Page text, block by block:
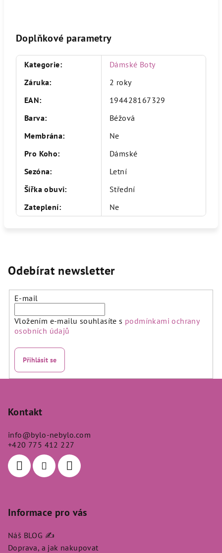
Doplňkové parametry
Kategorie:
Dámské Boty
Záruka:
2 roky
EAN:
194428167329
Barva:
Béžová
Membrána:
Ne
Pro Koho:
Dámské
Sezóna:
Letní
Šířka obuvi:
Střední
Zateplení: Ne
Odebírat newsletter
E-mail
Vložením e-mailu souhlasíte s podmínkami ochrany
osobních údajů
Přihlásit se
Kontakt
info@bylo-nebylo.com
+420 775 412 227
Informace pro vás
Náš BLOG ✍️
Doprava, a jak nakupovat